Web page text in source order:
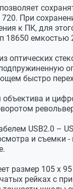
При
к ПК, для
18650
оптических
быстро
объектива и
USB2.0 –
и съемки -
размер 105 х
рейках с
с прижимом
X-Y